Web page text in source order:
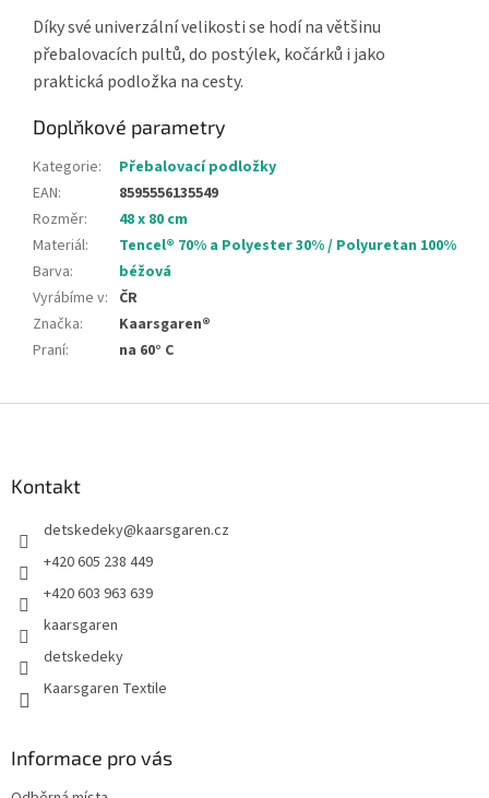
Díky své univerzální velikosti se hodí na většinu
přebalovacích pultů, do postýlek, kočárků i jako
praktická podložka na cesty.
Doplňkové parametry
Kategorie:
Přebalovací podložky
EAN:
8595556135549
Rozměr:
48 x 80 cm
Materiál:
Tencel® 70% a Polyester 30% / Polyuretan 100%
Barva:
béžová
Vyrábíme v: ČR
Značka:
Kaarsgaren®
Praní: na 60° C
Kontakt
detskedeky@kaarsgaren.cz
+420 605 238 449
+420 603 963 639
kaarsgaren
detskedeky
Kaarsgaren Textile
Informace pro vás